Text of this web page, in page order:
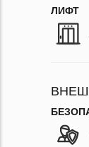
ЛИФТ